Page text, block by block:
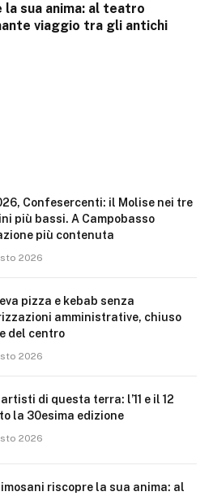
sua anima: al teatro
viaggio tra gli antichi
Confesercenti: il Molise nei tre
più bassi. A Campobasso
più contenuta
2026
pizza e kebab senza
amministrative, chiuso
del centro
2026
di questa terra: l’11 e il 12
la 30esima edizione
2026
riscopre la sua anima: al